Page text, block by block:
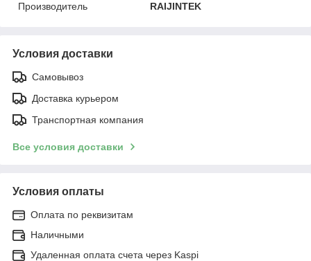
Производитель
RAIJINTEK
Условия доставки
Самовывоз
Доставка курьером
Транспортная компания
Все условия доставки
Условия оплаты
Оплата по реквизитам
Наличными
Удаленная оплата счета через Kaspi